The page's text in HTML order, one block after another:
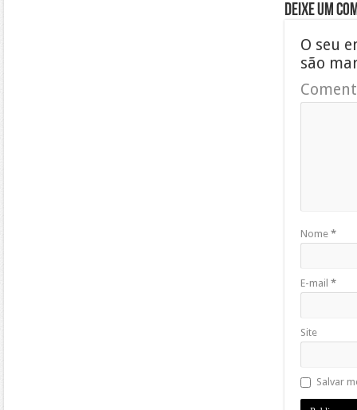
Deixe um
O seu
são
Nome *
E-mail *
Site
Salvar